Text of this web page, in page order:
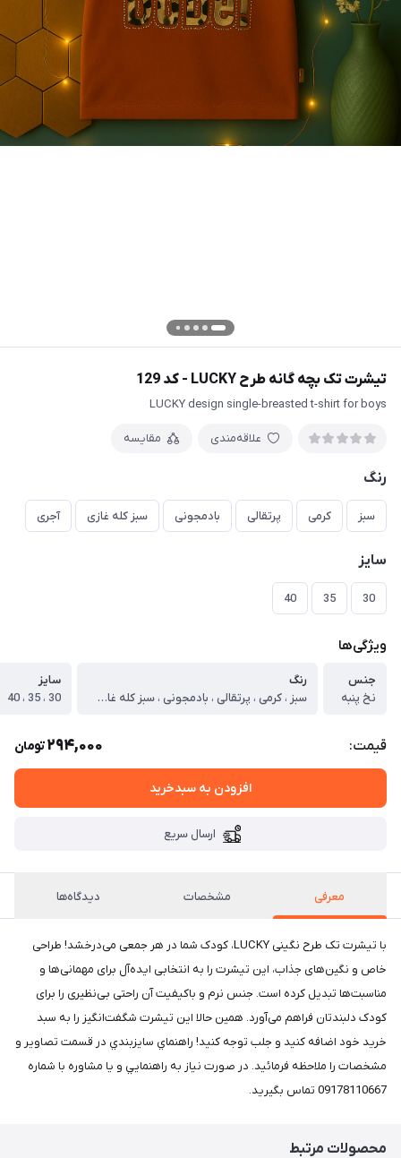
تیشرت تک بچه گانه طرح LUCKY - کد 129
LUCKY design single-breasted t-shirt for boys
علاقه‌مندی مقایسه
رنگ
سبز کرمی پرتقالی بادمجونی سبز کله غازی آجری
سایز
30
35
40
ویژگی‌ها
جنس
نخ پنبه
رنگ
سبز ، کرمی ، پرتقالی ، بادمجونی ، سبز کله غازی ، آجری
سایز
30 ، 35 ، 40
قیمت: 294,000تومان
افزودن به سبدخرید
ارسال سریع
معرفی مشخصات دیدگاه‌ها
با تیشرت تک طرح نگینی LUCKY، کودک شما در هر جمعی می‌درخشد! طراحی
خاص و نگین‌های جذاب، این تیشرت را به انتخابی ایده‌آل برای مهمانی‌ها و
مناسبت‌ها تبدیل کرده است. جنس نرم و باکیفیت آن راحتی بی‌نظیری را برای
کودک دلبندتان فراهم می‌آورد. همین حالا این تیشرت شگفت‌انگیز را به سبد
خرید خود اضافه کنید و جلب توجه کنید! راهنماي سايزبندي در قسمت تصاوير و
مشخصات را ملاحظه فرمائيد. در صورت نياز به راهنمايي و يا مشاوره با شماره
09178110667 تماس بگيريد.
محصولات مرتبط